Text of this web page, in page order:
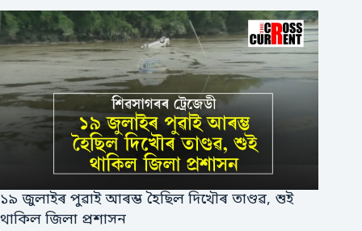
১৯ জুলাইৰ পুৱাই আৰম্ভ হৈছিল দিখৌৰ তাণ্ডৱ, শুই
থাকিল জিলা প্ৰশাসন